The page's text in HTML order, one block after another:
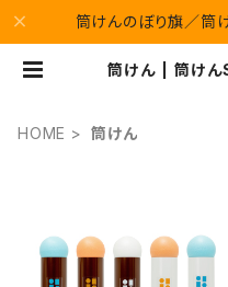
筒けんのぼり旗／筒
筒けん | 筒けん
HOME
筒けん